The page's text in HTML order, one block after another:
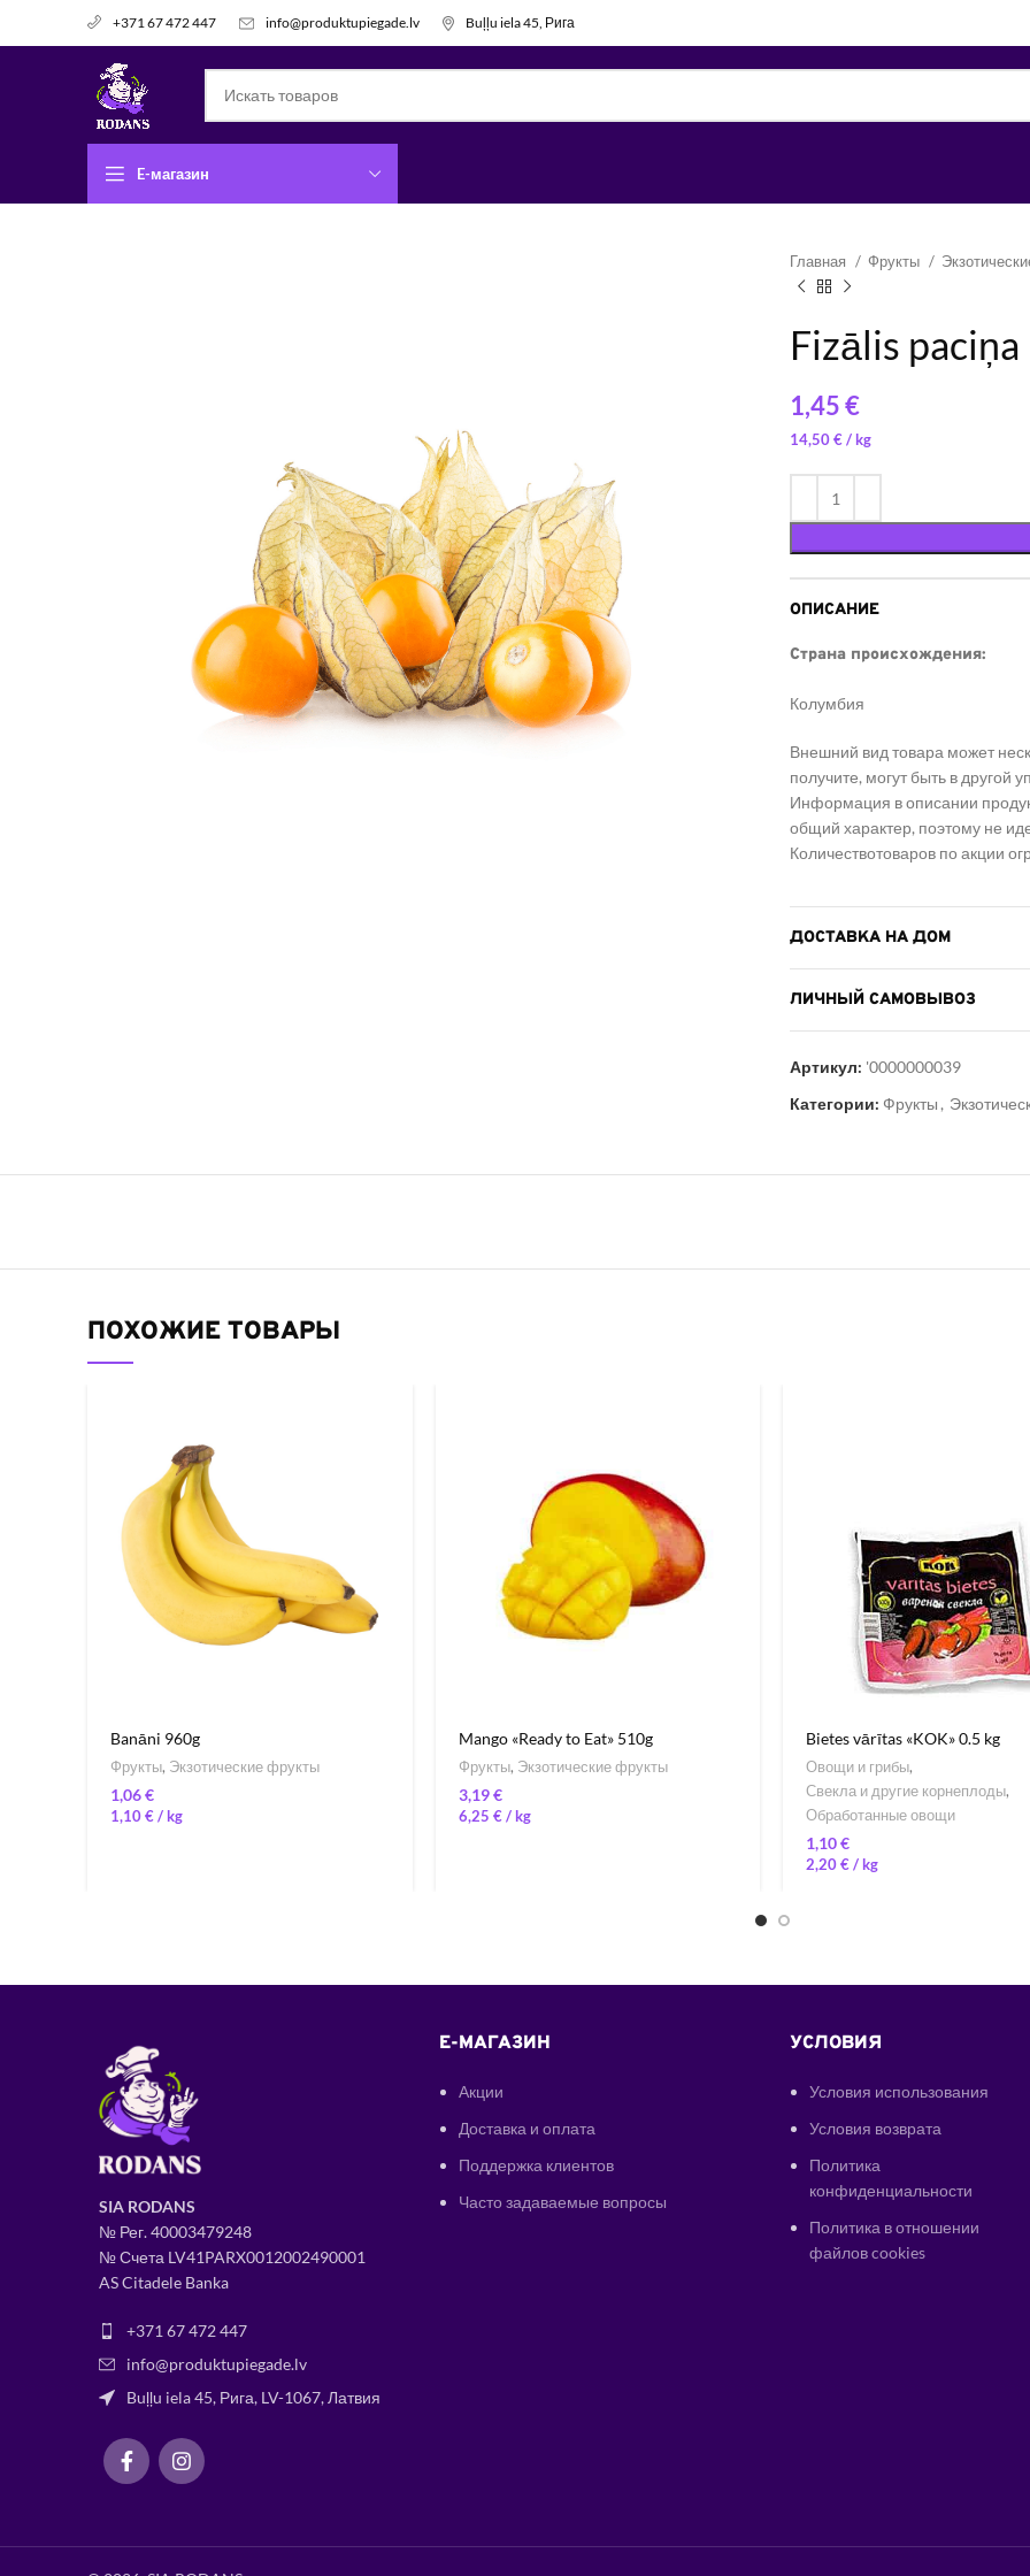
+371 67 472 447 info@produktupiegade.lv Buļļu iela 45, Рига
E-магазин
Главная Фрукты
Fizālis
€
14,50€/
ОПИСАНИЕ
Страна происхождения:
Колумбия
Внешний вид товара может
получите, могут быть в другой
Информация в описании
общий характер, поэтому не
Количествотоваров по акции
ДОСТАВКА НА ДОМ
ЛИЧНЫЙ САМОВЫВОЗ
Артикул: '0000000039
Категории: Фрукты ,
ПОХОЖИЕ ТОВАРЫ
Banāni 960g
Фрукты, Экзотические фрукты
€
1,10€/
Mango «Ready to Eat» 510g
Фрукты, Экзотические фрукты
€
6,25 € /
Bietes vārītas «KOK» 0.5 kg
Овощи и грибы,
Свекла и другие корнеплоды,
Обработанные овощи
€
2,20€ /
SIA RODANS
№ Рег.40003479248
№ Счета LV41PARX0012002490001
AS Citadele Banka
+371 67 472 447
info@produktupiegade.lv
Buļļu iela 45, Рига, LV-1067, Латвия
E-МАГАЗИН
Акции
Доставка и оплата
Поддержка клиентов
Часто задаваемые вопросы
УСЛОВИЯ
Условия использования
Условия возврата
Политика
конфиденциальности
Политика в отношении
файлов cookies